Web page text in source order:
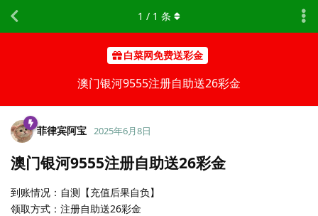
白菜网免费送彩金
澳门银河9555注册自助送26彩金
1 / 1 条
菲律宾阿宝 2025年6月8日
澳门银河9555注册自助送26彩金
到账情况：自测【充值后果自负】
领取方式：注册自助送26彩金